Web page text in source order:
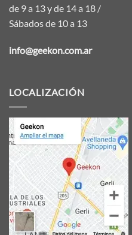
de 9 a 13 y de 14 a 18 /
Sábados de 10 a 13
info@geekon.com.ar
LOCALIZACIÓN